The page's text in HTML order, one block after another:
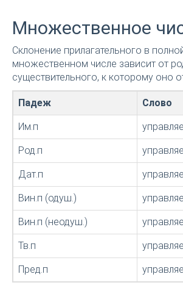
Множественное
Склонение прилагательного в
множественном числе зависит от
существительного, к которому оно
Падеж Слово
Им.п
Род.п
Дат.п
Вин.п (одуш.)
Вин.п (неодуш.)
Тв.п
Пред.п